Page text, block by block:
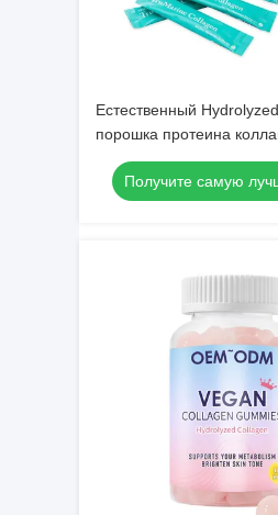
Естественный
порошка протеина
прокладке 17,63 Oz
Получите самую